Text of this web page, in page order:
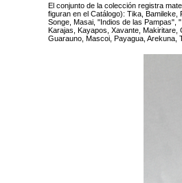
El conjunto de la colección registra
figuran en el Catálogo): Tika,
Songe, Masai, "Indios de las Pampas",
Karajas, Kayapos, Xavante, Makiritare,
Guarauno, Mascoi, Payagua, Arekuna,